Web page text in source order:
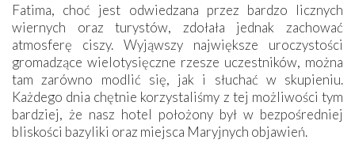
Fatima, choć jest odwiedzana przez bardzo licznych
wiernych oraz turystów, zdołała jednak zachować
atmosferę ciszy. Wyjąwszy największe uroczystości
gromadzące wielotysięczne rzesze uczestników, można
tam zarówno modlić się, jak i słuchać w skupieniu.
Każdego dnia chętnie korzystaliśmy z tej możliwości tym
bardziej, że nasz hotel położony był w bezpośredniej
bliskości bazyliki oraz miejsca Maryjnych objawień.